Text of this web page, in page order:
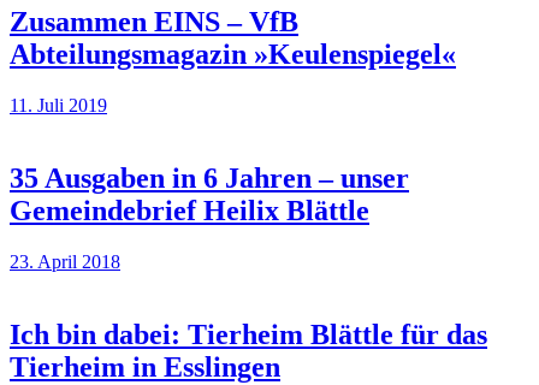
Zusammen EINS – VfB
Abteilungsmagazin »Keulenspiegel«
11. Juli 2019
35 Ausgaben in 6 Jahren – unser
Gemeindebrief Heilix Blättle
23. April 2018
Ich bin dabei: Tierheim Blättle für das
Tierheim in Esslingen